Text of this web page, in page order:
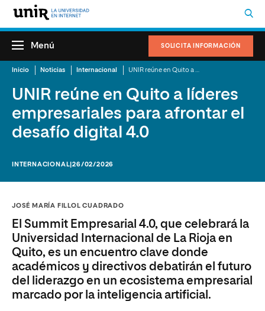
SOLICITA INFORMACIÓN
Menú
Inicio Noticias Internacional
UNIR reúne en Quito a líderes
empresariales para afrontar el
desafío digital 4.0
INTERNACIONAL |26/02/2026
JOSÉ MARÍA FILLOL CUADRADO
El Summit Empresarial 4.0, que celebrará la
Universidad Internacional de La Rioja en
Quito, es un encuentro clave donde
académicos y directivos debatirán el futuro
del liderazgo en un ecosistema empresarial
marcado por la inteligencia artificial.